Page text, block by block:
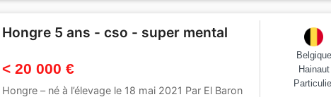
Hongre 5 ans - cso - super mental
< 20 000 €
Hongre – né à l’élevage le 18 mai 2021 Par El Baron
Belgique
Hainaut